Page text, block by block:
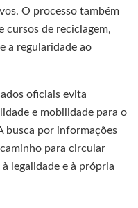
O processo também
cursos de reciclagem,
a regularidade ao
oficiais evita
e mobilidade para o
busca por informações
para circular
legalidade e à própria